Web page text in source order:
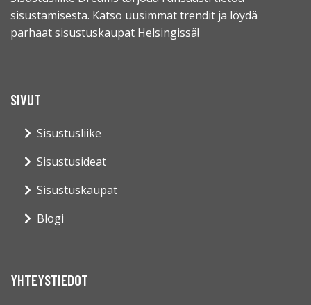
sisustamisesta. Katso uusimmat trendit ja löydä
parhaat sisustuskaupat Helsingissä!
SIVUT
Sisustusliike
Sisustusideat
Sisustuskaupat
Blogi
YHTEYSTIEDOT